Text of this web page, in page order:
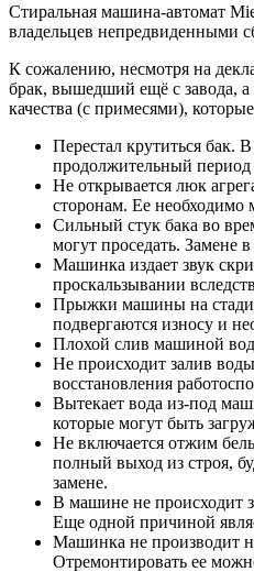
Cтиральная машина-автомат
владельцев непредвиденными
К сожалению, несмотря на
брак, вышедший ещё с завода, а
качества (с примесями),
Перестал крутиться бак.
продолжительный период
Не открывается люк
сторонам. Ее необходимо
Сильный стук бака во
могут проседать. Замене
Машинка издает звук
проскальзывании
Прыжки машины на
подвергаются износу и
Плохой слив машиной
Не происходит залив
восстановления
Вытекает вода из-под
которые могут быть
Не включается отжим
полный выход из строя,
замене.
В машине не происходит
Еще одной причиной
Машинка не производит
Отремонтировать ее